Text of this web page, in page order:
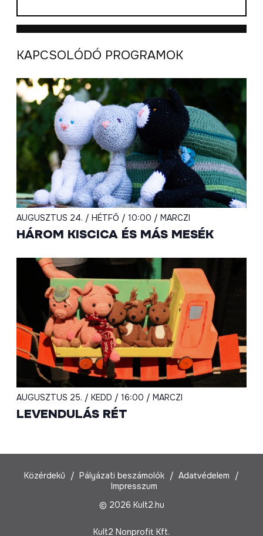
KAPCSOLÓDÓ PROGRAMOK
AUGUSZTUS 24. / HÉTFŐ / 10:00 / MARCZI
HÁROM KISCICA ÉS MÁS MESÉK
AUGUSZTUS 25. / KEDD / 16:00 / MARCZI
LEVENDULÁS RÉT
Közérdekű Pályázati beszámolók
Adatvédelem
Impresszum
© 2026 Kult2.hu
Kult2 Nonprofit Kft.